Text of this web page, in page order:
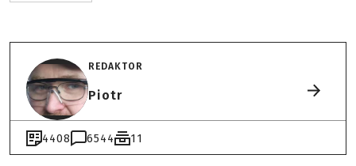
REDAKTOR
Piotr
4408 6544 11